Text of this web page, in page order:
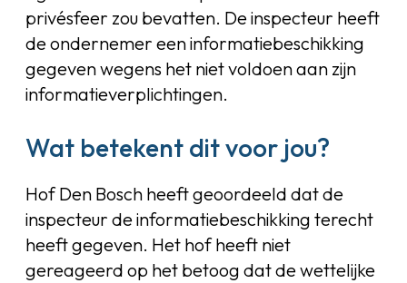
privésfeer zou bevatten. De inspecteur heeft
de ondernemer een informatiebeschikking
gegeven wegens het niet voldoen aan zijn
informatieverplichtingen.
Wat betekent dit voor jou?
Hof Den Bosch heeft geoordeeld dat de
inspecteur de informatiebeschikking terecht
heeft gegeven. Het hof heeft niet
gereageerd op het betoog dat de wettelijke